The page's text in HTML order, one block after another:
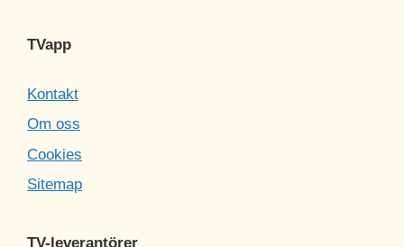
TVapp
Kontakt
Om oss
Cookies
Sitemap
TV-leverantörer